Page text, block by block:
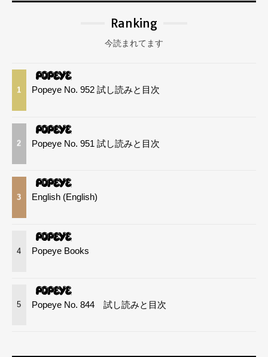
Ranking
今読まれてます
1 Popeye No. 952 試し読みと目次
2 Popeye No. 951 試し読みと目次
3 English (English)
4 Popeye Books
5 Popeye No. 844 試し読みと目次